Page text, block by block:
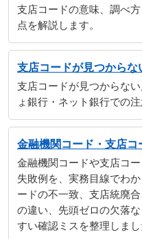
支店コードの意味、調べ
点を解説します。
支店コードが見つからな
支店コードが見つからな
ょ銀行・ネット銀行での
金融機関コード・支店コ
金融機関コードや支店コ
失敗例を、実務目線でわ
ードの不一致、支店統廃
の違い、先頭ゼロの欠落
すい確認ミスを整理しまし